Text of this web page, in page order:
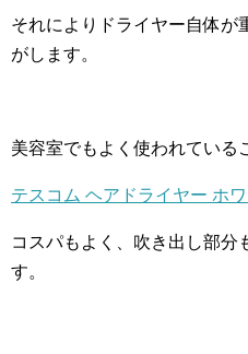
それによりドライヤー自体が
がします。
美容室でもよく使われている
テスコム ヘアドライヤー ホ
コスパもよく、吹き出し部分
す。